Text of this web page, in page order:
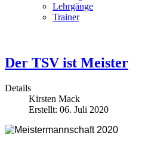
Lehrgänge
Trainer
Der TSV ist Meister
Details
Kirsten Mack
Erstellt: 06. Juli 2020